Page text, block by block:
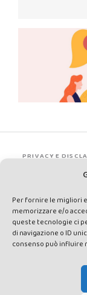
Per fornire le migliori
memorizzare e/o
queste tecnologie ci
di navigazione o ID
consenso può influire
PRIVACY E
rights reserved -
autorizzazione